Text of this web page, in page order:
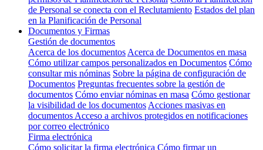
de Personal se conecta con el Reclutamiento Estados del plan
en la Planificación de Personal
Documentos y Firmas
Gestión de documentos
Acerca de los documentos Acerca de Documentos en masa
Cómo utilizar campos personalizados en Documentos Cómo
consultar mis nóminas Sobre la página de configuración de
Documentos Preguntas frecuentes sobre la gestión de
documentos Cómo enviar nóminas en masa Cómo gestionar
la visibilidad de los documentos Acciones masivas en
documentos Acceso a archivos protegidos en notificaciones
por correo electrónico
Firma electrónica
Cómo solicitar la firma electrónica Cómo firmar un